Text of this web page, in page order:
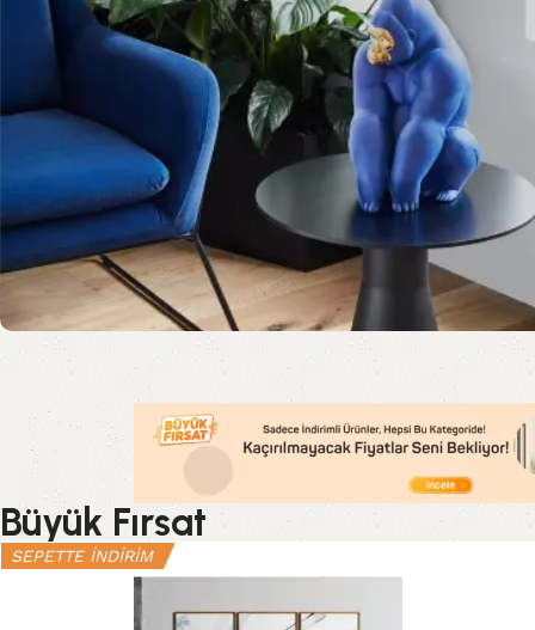
Büyük Fırsat
SEPETTE İNDİRİM